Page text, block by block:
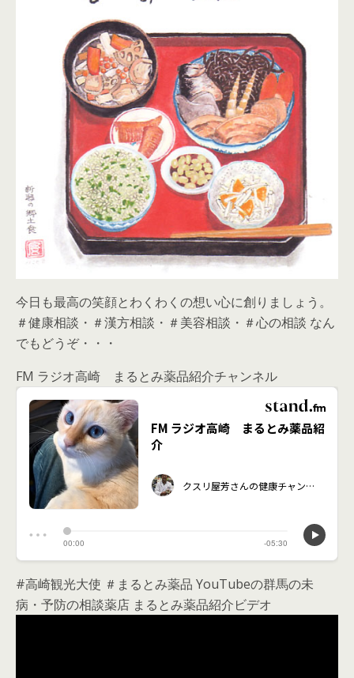
今日も最高の笑顔とわくわくの想い心に創りましょう。
＃健康相談・＃漢方相談・＃美容相談・＃心の相談 なん
でもどうぞ・・・
FM ラジオ高崎 まるとみ薬品紹介チャンネル
#高崎観光大使 ＃まるとみ薬品 YouTubeの群馬の未
病・予防の相談薬店 まるとみ薬品紹介ビデオ